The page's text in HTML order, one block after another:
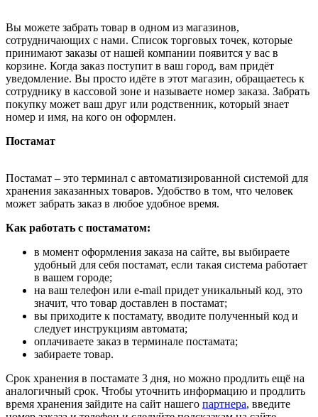
Вы можете забрать товар в одном из магазинов,
сотрудничающих с нами. Список торговых точек, которые
принимают заказы от нашей компании появится у вас в
корзине. Когда заказ поступит в ваш город, вам придёт
уведомление. Вы просто идёте в этот магазин, обращаетесь к
сотруднику в кассовой зоне и называете номер заказа. Забрать
покупку может ваш друг или родственник, который знает
номер и имя, на кого он оформлен.
Постамат
Постамат – это терминал с автоматизированной системой для
хранения заказанных товаров. Удобство в том, что человек
может забрать заказ в любое удобное время.
Как работать с постаматом:
в момент оформления заказа на сайте, вы выбираете
удобный для себя постамат, если такая система работает
в вашем городе;
на ваш телефон или e-mail придет уникальный код, это
значит, что товар доставлен в постамат;
вы приходите к постамату, вводите полученный код и
следует инструкциям автомата;
оплачиваете заказ в терминале постамата;
забираете товар.
Срок хранения в постамате 3 дня, но можно продлить ещё на
аналогичный срок. Чтобы уточнить информацию и продлить
время хранения зайдите на сайт нашего партнера, введите